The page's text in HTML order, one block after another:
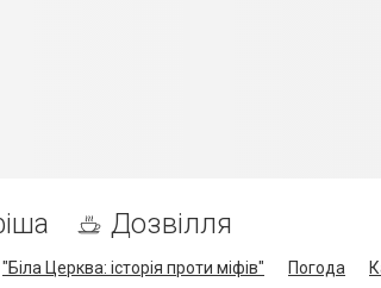
Дозвілля
"Біла Церква: історія проти міфів" Погода